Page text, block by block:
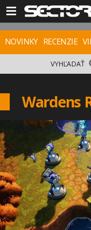
NOVINKY RECENZIE
VYHĽADAŤ
Wardens